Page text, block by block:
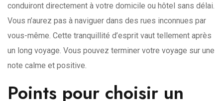
conduiront directement à votre domicile ou hôtel sans délai.
Vous n’aurez pas à naviguer dans des rues inconnues par
vous-même. Cette tranquillité d’esprit vaut tellement après
un long voyage. Vous pouvez terminer votre voyage sur une
note calme et positive.
Points pour choisir un